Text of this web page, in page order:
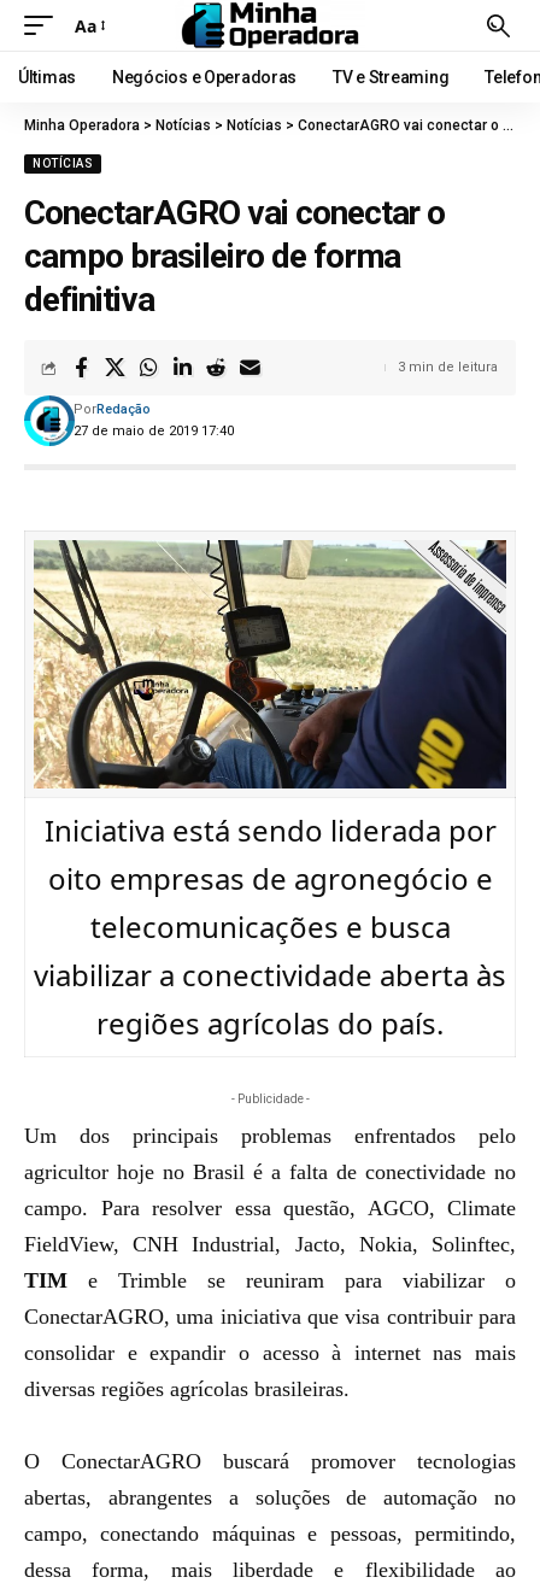
Aa
Últimas Negócios e Operadoras TV e Streaming
Minha Operadora > Notícias > Notícias > ConectarAGRO vai conectar o campo brasileiro de forma definitiva
NOTÍCIAS
ConectarAGRO vai conectar o
campo brasileiro de forma
definitiva
27 de maio de 2019 17:40
PorRedação
3 min de leitura
Iniciativa está sendo liderada por
oito empresas de agronegócio e
telecomunicações e busca
viabilizar a conectividade aberta às
regiões agrícolas do país.
- Publicidade -
Um dos principais problemas enfrentados pelo
agricultor hoje no Brasil é a falta de conectividade no
campo. Para resolver essa questão, AGCO, Climate
FieldView, CNH Industrial, Jacto, Nokia, Solinftec,
TIM e Trimble se reuniram para viabilizar o
ConectarAGRO, uma iniciativa que visa contribuir para
consolidar e expandir o acesso à internet nas mais
diversas regiões agrícolas brasileiras.
O ConectarAGRO buscará promover tecnologias
abertas, abrangentes a soluções de automação no
campo, conectando máquinas e pessoas, permitindo,
dessa forma, mais liberdade e flexibilidade ao